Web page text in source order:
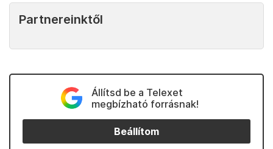
Partnereinktől
Állítsd be a Telexet
megbízható forrásnak!
Beállítom